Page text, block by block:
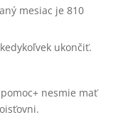
mesiac je 810
ukončiť.
nesmie mať